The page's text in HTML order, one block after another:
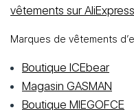
vêtements sur AliExpress
Marques de vêtements
Boutique ICEbear
Magasin GASMAN
Boutique MIEGOFCE